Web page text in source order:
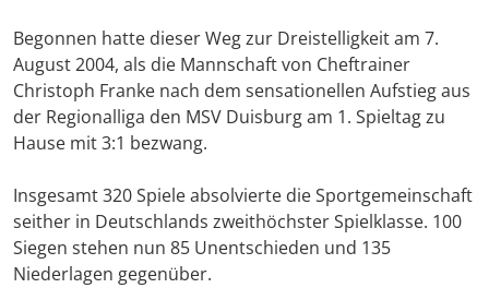
Begonnen hatte dieser Weg zur Dreistelligkeit am 7.
August 2004, als die Mannschaft von Cheftrainer
Christoph Franke nach dem sensationellen Aufstieg aus
der Regionalliga den MSV Duisburg am 1. Spieltag zu
Hause mit 3:1 bezwang.
Insgesamt 320 Spiele absolvierte die Sportgemeinschaft
seither in Deutschlands zweithöchster Spielklasse. 100
Siegen stehen nun 85 Unentschieden und 135
Niederlagen gegenüber.